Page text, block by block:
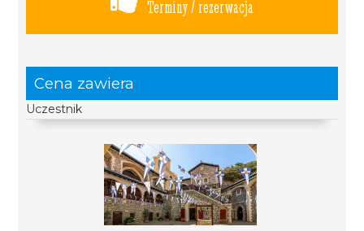
Terminy / rezerwacja
Cena zawiera
Uczestnik